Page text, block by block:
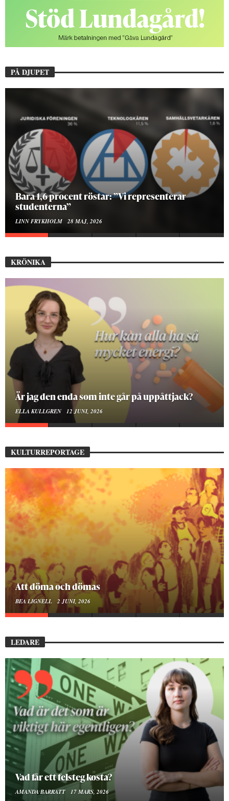
PÅ DJUPET
Hur bygger man en Lundakarneval?
ELISE RALSTON SAMUELSON 24 MAJ, 2026
KRÖNIKA
På stadsbiblioteket hittar jag det mänskliga
MOA LINDROTH 10 JUNI, 2026
KULTURREPORTAGE
Mellan ånger och ältande
BEA LIGNELL 23 MARS, 2026
LEDARE
Att vara en kropp
SMILLA SUNDÉN PETTERSSON 30 JANUARI, 2026